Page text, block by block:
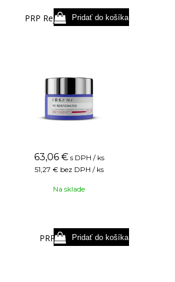
PRP Rejuvenator 50 ml
63,06 € s DPH / ks
51,27 € bez DPH / ks
Na sklade
PRP Elixir 20 ml